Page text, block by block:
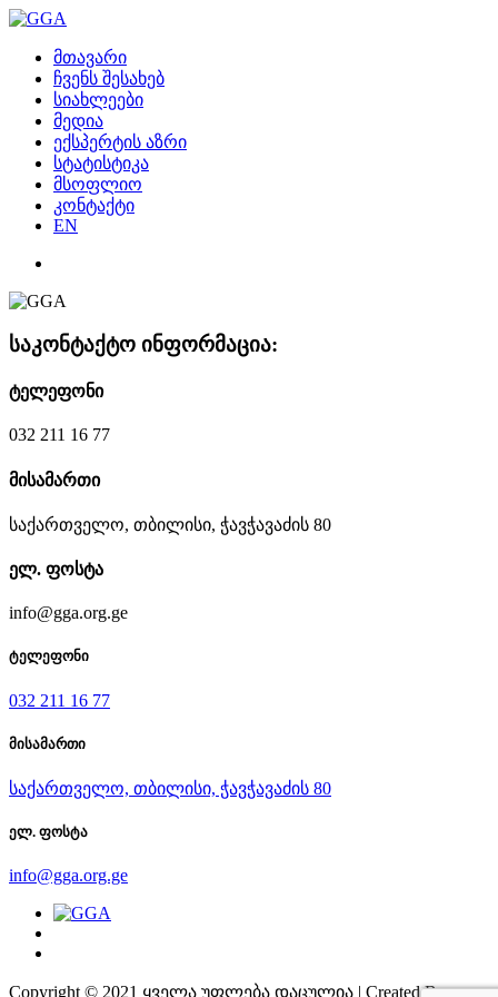
მთავარი
ჩვენს შესახებ
სიახლეები
მედია
ექსპერტის აზრი
სტატისტიკა
მსოფლიო
კონტაქტი
EN
საკონტაქტო ინფორმაცია:
ტელეფონი
032 211 16 77
მისამართი
საქართველო, თბილისი, ჭავჭავაძის 80
ელ. ფოსტა
info@gga.org.ge
ტელეფონი
032 211 16 77
მისამართი
საქართველო, თბილისი, ჭავჭავაძის 80
ელ. ფოსტა
info@gga.org.ge
Copyright © 2021 ყველა უფლება დაცულია | Created By